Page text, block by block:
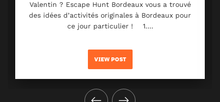
Valentin ? Escape Hunt Bordeaux vous a trouvé
des idées d’activités originales à Bordeaux pour
ce jour particulier ! 1.…
VIEW POST